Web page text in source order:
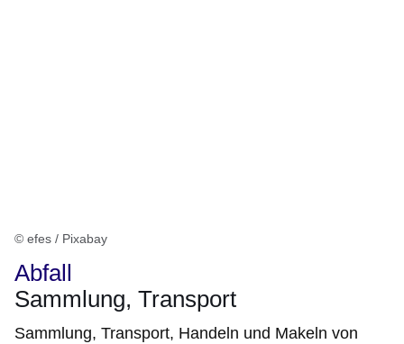
© efes / Pixabay
Abfall
Sammlung, Transport
Sammlung, Transport, Handeln und Makeln von